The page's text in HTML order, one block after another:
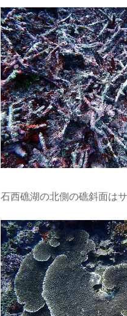
石西礁湖の北側の礁斜面は